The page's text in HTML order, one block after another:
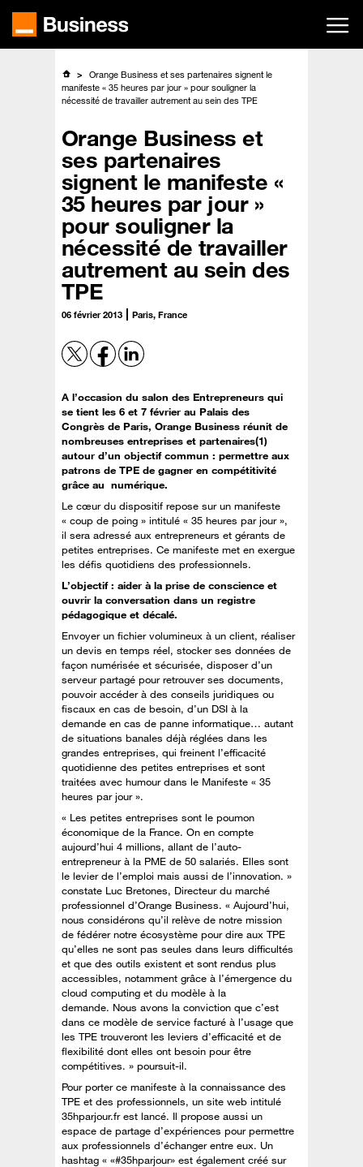
contenu
Orange Business et ses partenaires signent le
manifeste « 35 heures par jour » pour souligner la
nécessité de travailler autrement au sein des TPE
Orange Business et
ses partenaires
signent le manifeste «
35 heures par jour »
pour souligner la
nécessité de travailler
autrement au sein des
TPE
06 février 2013 Paris, France
A l’occasion du salon des Entrepreneurs qui
se tient les 6 et 7 février au Palais des
Congrès de Paris, Orange Business réunit de
nombreuses entreprises et partenaires(1)
autour d’un objectif commun : permettre aux
patrons de TPE de gagner en compétitivité
grâce au numérique.
Le cœur du dispositif repose sur un manifeste
« coup de poing » intitulé « 35 heures par jour »,
il sera adressé aux entrepreneurs et gérants de
petites entreprises. Ce manifeste met en exergue
les défis quotidiens des professionnels.
L’objectif : aider à la prise de conscience et
ouvrir la conversation dans un registre
pédagogique et décalé.
Envoyer un fichier volumineux à un client, réaliser
un devis en temps réel, stocker ses données de
façon numérisée et sécurisée, disposer d’un
serveur partagé pour retrouver ses documents,
pouvoir accéder à des conseils juridiques ou
fiscaux en cas de besoin, d’un DSI à la
demande en cas de panne informatique… autant
de situations banales déjà réglées dans les
grandes entreprises, qui freinent l’efficacité
quotidienne des petites entreprises et sont
traitées avec humour dans le Manifeste « 35
heures par jour ».
« Les petites entreprises sont le poumon
économique de la France. On en compte
aujourd’hui 4 millions, allant de l’auto-
entrepreneur à la PME de 50 salariés. Elles sont
le levier de l’emploi mais aussi de l’innovation. »
constate Luc Bretones, Directeur du marché
professionnel d’Orange Business. « Aujourd’hui,
nous considérons qu’il relève de notre mission
de fédérer notre écosystème pour dire aux TPE
qu’elles ne sont pas seules dans leurs difficultés
et que des outils existent et sont rendus plus
accessibles, notamment grâce à l’émergence du
cloud computing et du modèle à la
demande. Nous avons la conviction que c’est
dans ce modèle de service facturé à l’usage que
les TPE trouveront les leviers d’efficacité et de
flexibilité dont elles ont besoin pour être
compétitives. » poursuit-il.
Pour porter ce manifeste à la connaissance des
TPE et des professionnels, un site web intitulé
35hparjour.fr est lancé. Il propose aussi un
espace de partage d’expériences pour permettre
aux professionnels d’échanger entre eux. Un
hashtag « «#35hparjour» est également créé sur